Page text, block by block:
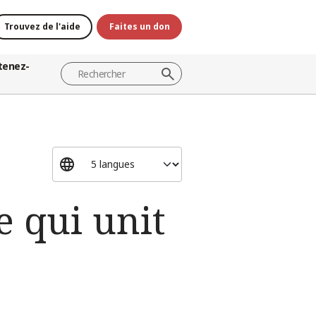
Trouvez de l'aide Faites un don
qui unit